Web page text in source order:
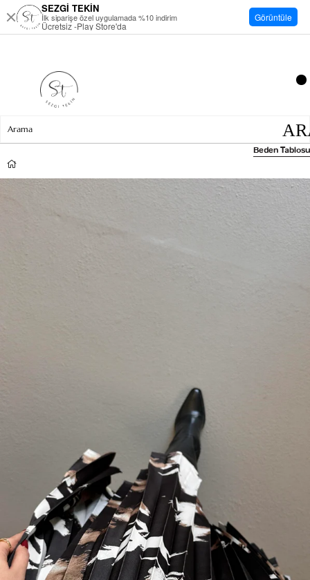
Beden Tablosu
SEZGİ TEKİN
İlk siparişe özel uygulamada %10 indirim
Ücretsiz -Play Store'da
Görüntüle